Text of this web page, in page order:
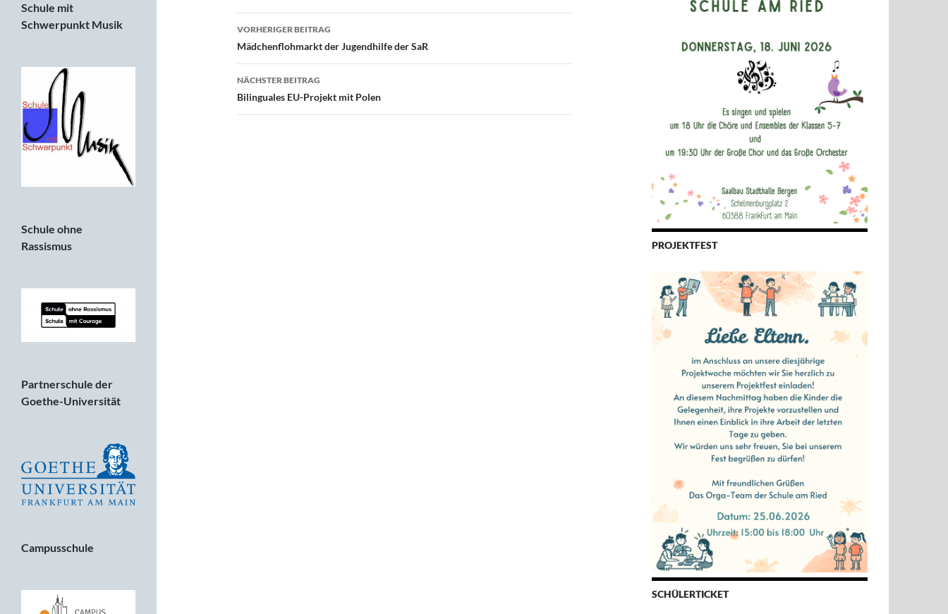
Beitragsnavigation
VORHERIGER BEITRAG
Mädchenflohmarkt der Jugendhilfe der SaR
NÄCHSTER BEITRAG
Bilinguales EU-Projekt mit Polen
PROJEKTFEST
SCHÜLERTICKET
Schule mit
Schwerpunkt Musik
Schule ohne
Rassismus
Partnerschule der
Goethe-Universität
Campusschule